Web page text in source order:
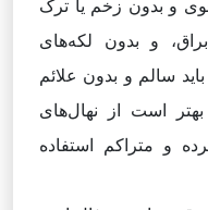
و بدون زخم یا ترک
و بدون لکه‌های
سالم و بدون علائم
است از نهال‌های
و متراکم استفاده